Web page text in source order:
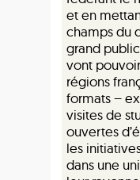
et en
champs du
grand
vont
régions
formats –
visites de
ouvertes
les
dans une